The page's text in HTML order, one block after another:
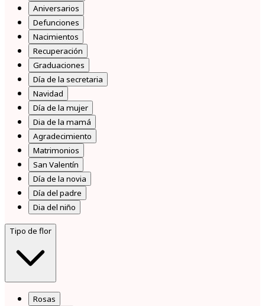
Aniversarios
Defunciones
Nacimientos
Recuperación
Graduaciones
Día de la secretaria
Navidad
Día de la mujer
Dia de la mamá
Agradecimiento
Matrimonios
San Valentín
Día de la novia
Día del padre
Dia del niño
Tipo de flor
Rosas